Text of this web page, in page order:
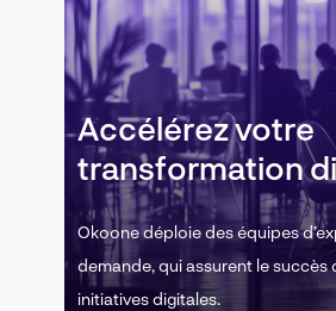
Accélérez votre
transformation
Okoone déploie des équipes
demande, qui assurent le succès
initiatives digitales.